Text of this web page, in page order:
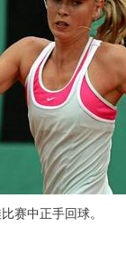
中正手回球。